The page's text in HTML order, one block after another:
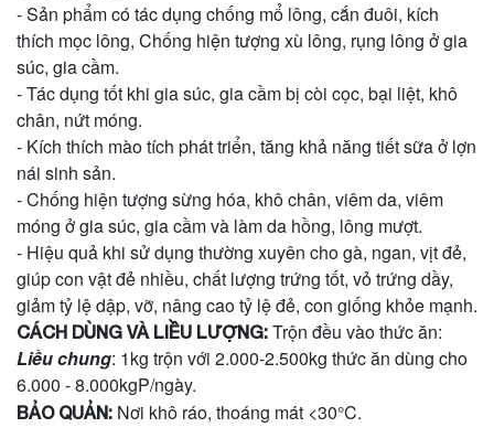
- Sản phẩm có tác dụng chống mổ lông, cắn đuôi, kích
thích mọc lông, Chống hiện tượng xù lông, rụng lông ở gia
súc, gia cầm.
- Tác dụng tốt khi gia súc, gia cầm bị còi cọc, bại liệt, khô
chân, nứt móng.
- Kích thích mào tích phát triển, tăng khả năng tiết sữa ở lợn
nái sinh sản.
- Chống hiện tượng sừng hóa, khô chân, viêm da, viêm
móng ở gia súc, gia cầm và làm da hồng, lông mượt.
- Hiệu quả khi sử dụng thường xuyên cho gà, ngan, vịt đẻ,
giúp con vật đẻ nhiều, chất lượng trứng tốt, vỏ trứng dầy,
giảm tỷ lệ dập, vỡ, nâng cao tỷ lệ đẻ, con giống khỏe mạnh.
CÁCH DÙNG VÀ LIỀU LƯỢNG: Trộn đều vào thức ăn:
Liều chung: 1kg trộn với 2.000-2.500kg thức ăn dùng cho
6.000 - 8.000kgP/ngày.
BẢO QUẢN: Nơi khô ráo, thoáng mát <30°C.